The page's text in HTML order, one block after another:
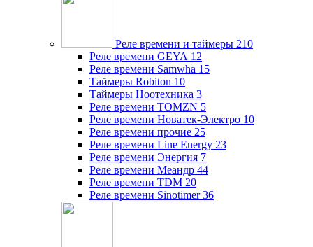
Реле времени и таймеры 210
Реле времени GEYA 12
Реле времени Samwha 15
Таймеры Robiton 10
Таймеры Ноотехника 3
Реле времени TOMZN 5
Реле времени Новатек-Электро 10
Реле времени прочие 25
Реле времени Line Energy 23
Реле времени Энергия 7
Реле времени Меандр 44
Реле времени TDM 20
Реле времени Sinotimer 36